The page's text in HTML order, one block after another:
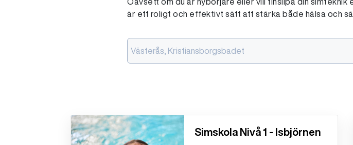
är ett roligt och effektivt sätt att stärka både hälsa och
Västerås, Kristiansborgsbadet
Simskola Nivå 1 - Isbjörnen